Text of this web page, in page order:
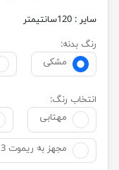
سایر : 120سانتیمتر
رنگ بدنه:
مشکی
انتخاب رنگ:
مهتابی
مجهز به ریموت 3 حالته [+1,600,000 تومان]